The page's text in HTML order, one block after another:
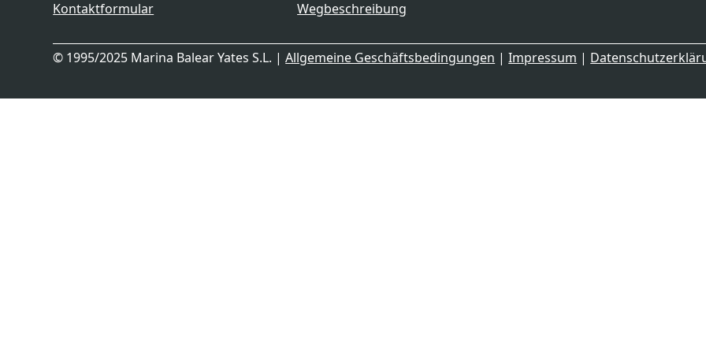
Kontaktformular Wegbeschreibung
© 1995/2025 Marina Balear Yates S.L. |Allgemeine Geschäftsbedingungen |Impressum |